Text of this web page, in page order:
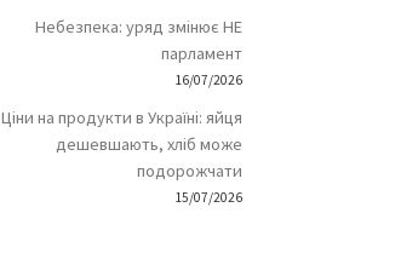
Небезпека: уряд змінює НЕ
парламент
16/07/2026
Ціни на продукти в Україні: яйця
дешевшають, хліб може
подорожчати
15/07/2026